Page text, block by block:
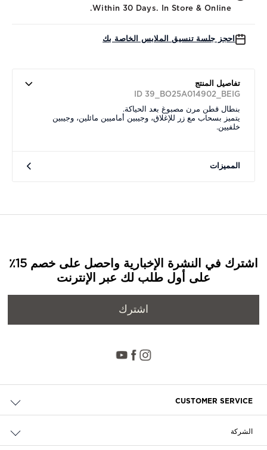
Within 30 Days. In Store & Online.
احجز جلسة تنسيق الملابس الخاصة بك
تفاصيل المنتج
ID 39_BO25A014902_BEIG
بنطال قطن مرن مصبوغ بعد الحياكة.
يتميز بسحاب مع زر للإغلاق، وجيبين أماميين مائلين، وجيبين
خلفيين.
المميزات
اشترك في النشرة الإخبارية واحصل على خصم 15٪
على أول طلب لك عبر الإنترنت
اشترك
CUSTOMER SERVICE
الشركة